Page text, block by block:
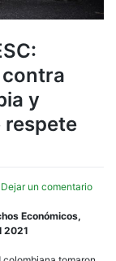
y
respete
Dejar un comentarioen
Económicos,
2021